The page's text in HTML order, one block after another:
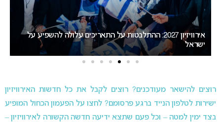
אירוויזיון 2027: ההתלבטות על התאריכים עלולה להשפיע על
ישראל
רוצים להישאר מעודכנים? רוצים לקבל את כל חדשות האירוויזיון
ישירות לטלפון הנייד ברגע פרסומם? לחצו על הפעמון הכחול המופיע
בצד ימין למטה – וכל פעם שתצא ידיעה חדשה הקשורה לאירוויזיון –